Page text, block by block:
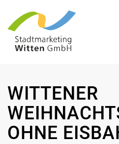
WITTENER
OHNE